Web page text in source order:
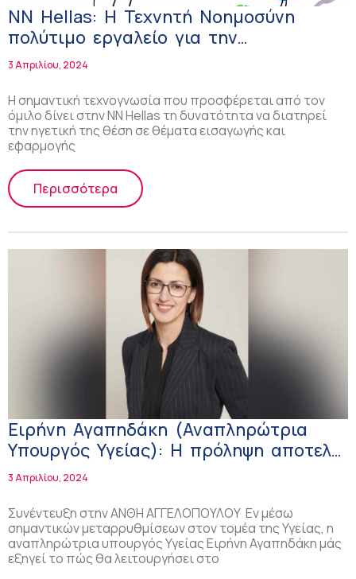
ΝΝ Hellas: Η Τεχνητή Νοημοσύνη
πολύτιμο εργαλείο για την
εξυπηρέτηση των ασφαλισμένων!
3 Απριλίου, 2024
Η σημαντική τεχνογνωσία που προσφέρεται από τον
όμιλο δίνει στην ΝΝ Hellas τη δυνατότητα να διατηρεί
την ηγετική της θέση σε θέματα εισαγωγής και
εφαρμογής
Περισσότερα
Ειρήνη Αγαπηδάκη (Αναπληρώτρια
Υπουργός Υγείας): Η πρόληψη αποτελεί
τη βάση για ένα βιώσιμο ΕΣΥ!
3 Απριλίου, 2024
Συνέντευξη στην ΑΝΘΗ ΑΓΓΕΛΟΠΟΥΛΟΥ Εν μέσω
σημαντικών μεταρρυθμίσεων στον τομέα της Υγείας, η
αναπληρώτρια υπουργός Υγείας Ειρήνη Αγαπηδάκη μάς
εξηγεί το πώς θα λειτουργήσει στο